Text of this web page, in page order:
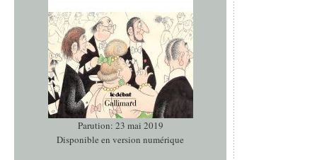
Parution: 23 mai 2019
Disponible en version numérique